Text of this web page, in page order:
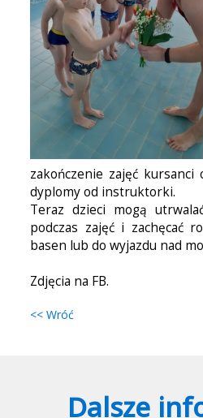
zakończenie zajęć
dyplomy od instruktorki.
Teraz dzieci mogą
podczas zajęć i zachęcać
basen lub do wyjazdu nad
Zdjęcia na FB.
<< Wróć
Dalsze